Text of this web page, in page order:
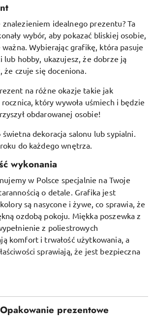
idealnego prezentu? Ta
wybór, aby pokazać bliskiej osobie,
Wybierając grafikę, która pasuje
lub hobby, ukazujesz, że dobrze ją
że czuje się doceniona.
na różne okazje takie jak
który wywoła uśmiech i będzie
obdarowanej osobie!
dekoracja salonu lub sypialni.
do każdego wnętrza.
wykonania
w Polsce specjalnie na Twoje
o detale. Grafika jest
są nasycone i żywe, co sprawia, że
ozdobą pokoju. Miękka poszewka z
z poliestrowych
komfort i trwałość użytkowania, a
sprawiają, że jest bezpieczna
Opakowanie prezentowe